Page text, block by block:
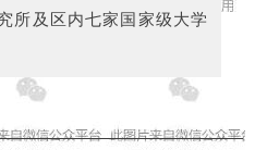
所及区内七家国家级大学